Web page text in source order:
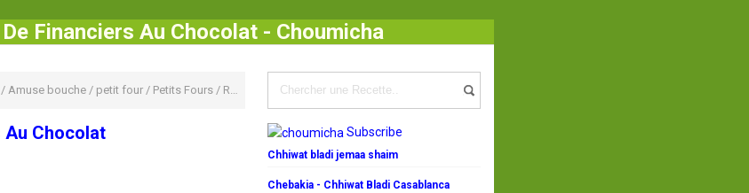
Financiers Au Chocolat - Choumicha
/ Amuse bouche / petit four / Petits Fours / Recette De Financiers Au Chocolat
Au Chocolat Subscribe
Chhiwat bladi jemaa shaim
Chebakia - Chhiwat Bladi Casablanca